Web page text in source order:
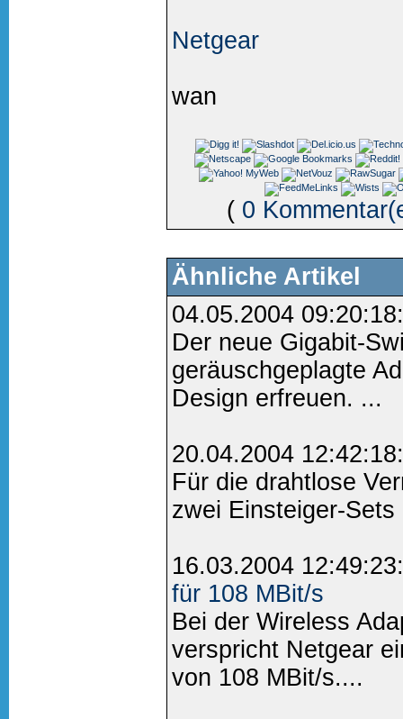
Netgear
wan
( 0
Ähnliche Artikel
04.05.2004
Der neue Gigabit-
geräuschgeplagte
Design erfreuen. ...
20.04.2004
Für die drahtlose
zwei Einsteiger-Sets
16.03.2004
für 108 MBit/s
Bei der Wireless
verspricht Netgear
von 108 MBit/s....